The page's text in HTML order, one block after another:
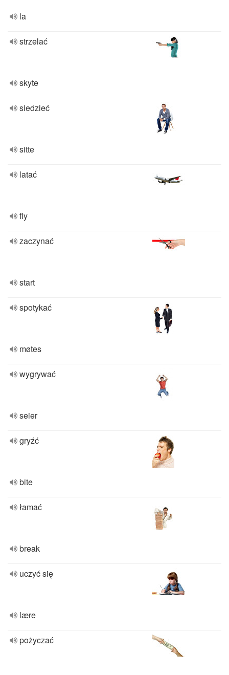
la
strzelać
skyte
siedzieć
sitte
latać
fly
zaczynać
start
spotykać
møtes
wygrywać
seier
gryźć
bite
łamać
break
uczyć się
lære
pożyczać